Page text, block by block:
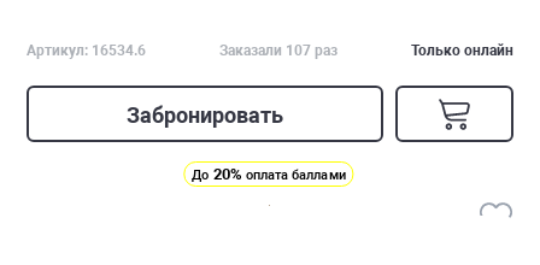
Артикул: 16534.6 Заказали 107 раз Только онлайн
Забронировать
До 20% оплата баллами